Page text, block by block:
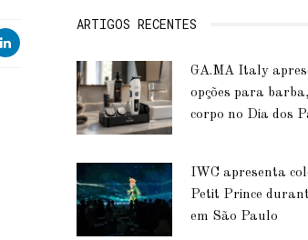
ARTIGOS RECENTES
GA.MA Italy
opções para
corpo no Dia dos
IWC apresenta
Petit Prince
em São Paulo